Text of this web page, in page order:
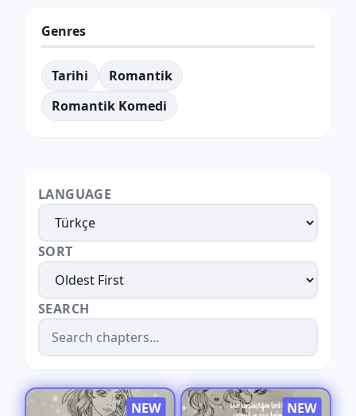
Genres
Tarihi
Romantik
Romantik Komedi
LANGUAGE
SORT
SEARCH